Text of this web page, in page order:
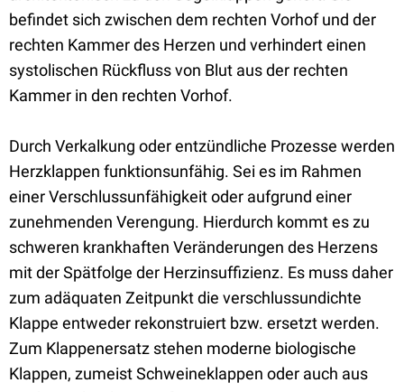
befindet sich zwischen dem rechten Vorhof und der
rechten Kammer des Herzen und verhindert einen
systolischen Rückfluss von Blut aus der rechten
Kammer in den rechten Vorhof.
Durch Verkalkung oder entzündliche Prozesse werden
Herzklappen funktionsunfähig. Sei es im Rahmen
einer Verschlussunfähigkeit oder aufgrund einer
zunehmenden Verengung. Hierdurch kommt es zu
schweren krankhaften Veränderungen des Herzens
mit der Spätfolge der Herzinsuffizienz. Es muss daher
zum adäquaten Zeitpunkt die verschlussundichte
Klappe entweder rekonstruiert bzw. ersetzt werden.
Zum Klappenersatz stehen moderne biologische
Klappen, zumeist Schweineklappen oder auch aus